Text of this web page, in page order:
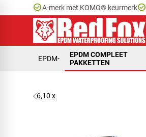
check_circleA-merk met KOMO® keurmerkcheck_circle
EPDM
EPDM COMPLEET
PAKKETTEN
6,10 x